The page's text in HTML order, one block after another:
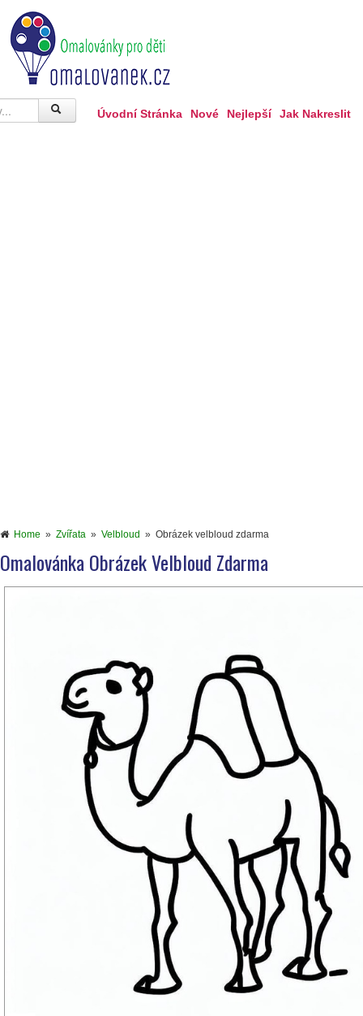
Úvodní Stránka Nové Nejlepší Jak Nakreslit
Home » Zvířata » Velbloud » Obrázek velbloud zdarma
Omalovánka Obrázek Velbloud Zdarma